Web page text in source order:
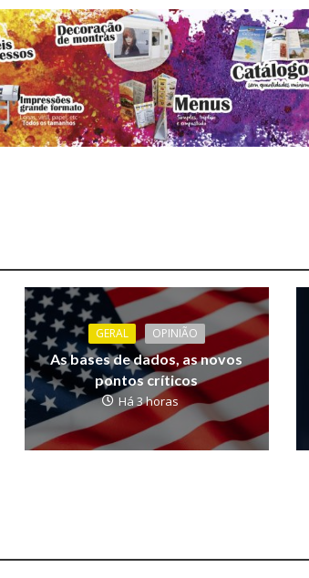
GERAL OPINIÃO
As bases de dados, as novos
pontos críticos
Há 3 horas